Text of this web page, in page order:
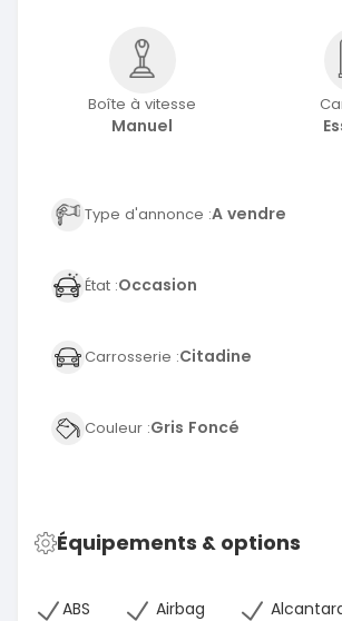
Boîte à vitesse
Manuel
Type d'annonce :A vendre
État :Occasion
Carrosserie :Citadine
Couleur :Gris Foncé
Équipements & options
ABS Airbag